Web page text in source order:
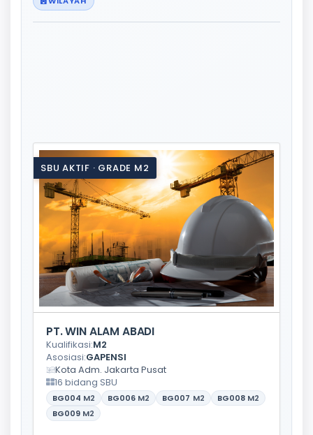
SBU AKTIF · GRADE M2
PT. WIN ALAM ABADI
Kualifikasi:M2
Asosiasi:GAPENSI
Kota Adm. Jakarta Pusat
16 bidang SBU
BG004 M2 BG006 M2 BG007 M2 BG008 M2
BG009 M2